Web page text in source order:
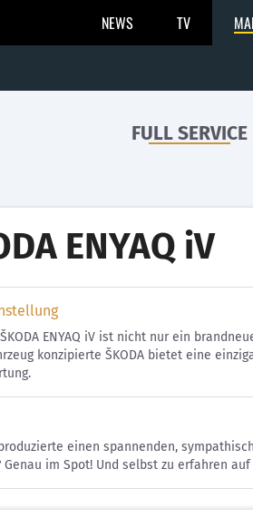
NEWS TV
FULL SERVICE
ENYAQ iV
ENYAQ iV ist nicht nur ein
konzipierte ŠKODA bietet eine
einen spannenden,
Genau im Spot! Und selbst zu erfahren